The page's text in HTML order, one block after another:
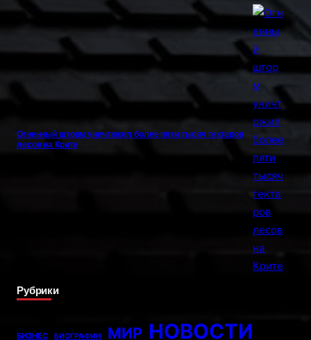
Огненный шторм уничтожил более пяти тысяч гектаров
лесов на Крите
Рубрики
БИЗНЕС БИОГРАФИИ МИР НОВОСТИ